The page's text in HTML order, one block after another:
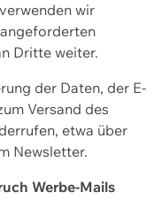
wir
Dritte weiter.
der Daten, der E-
Versand des
etwa über
Newsletter.
Werbe-Mails